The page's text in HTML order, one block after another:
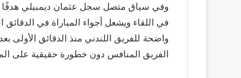
واضحة للفريق اللندني منذ الدقائق
الفريق المنافس دون خطورة حقيقية على